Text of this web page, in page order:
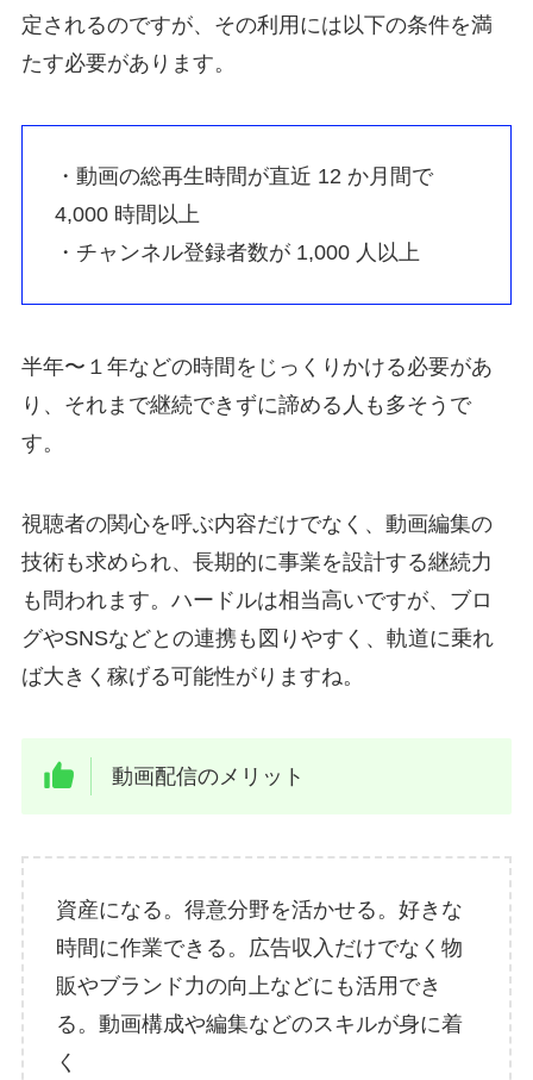
定されるのですが、その利用には以下の条件を満
たす必要があります。
・動画の総再生時間が直近 12 か月間で
4,000 時間以上
・チャンネル登録者数が 1,000 人以上
半年〜１年などの時間をじっくりかける必要があ
り、それまで継続できずに諦める人も多そうで
す。
視聴者の関心を呼ぶ内容だけでなく、動画編集の
技術も求められ、長期的に事業を設計する継続力
も問われます。ハードルは相当高いですが、ブロ
グやSNSなどとの連携も図りやすく、軌道に乗れ
ば大きく稼げる可能性がりますね。
動画配信のメリット
資産になる。得意分野を活かせる。好きな
時間に作業できる。広告収入だけでなく物
販やブランド力の向上などにも活用でき
る。動画構成や編集などのスキルが身に着
く